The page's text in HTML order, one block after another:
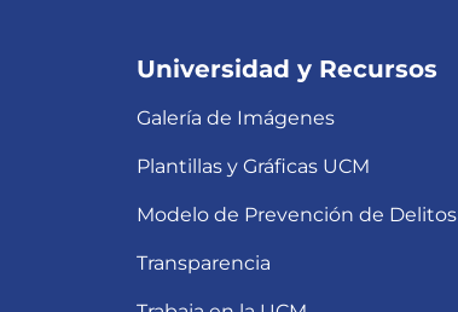
Universidad y Recursos
Galería de Imágenes
Plantillas y Gráficas UCM
Modelo de Prevención de Delitos
Transparencia